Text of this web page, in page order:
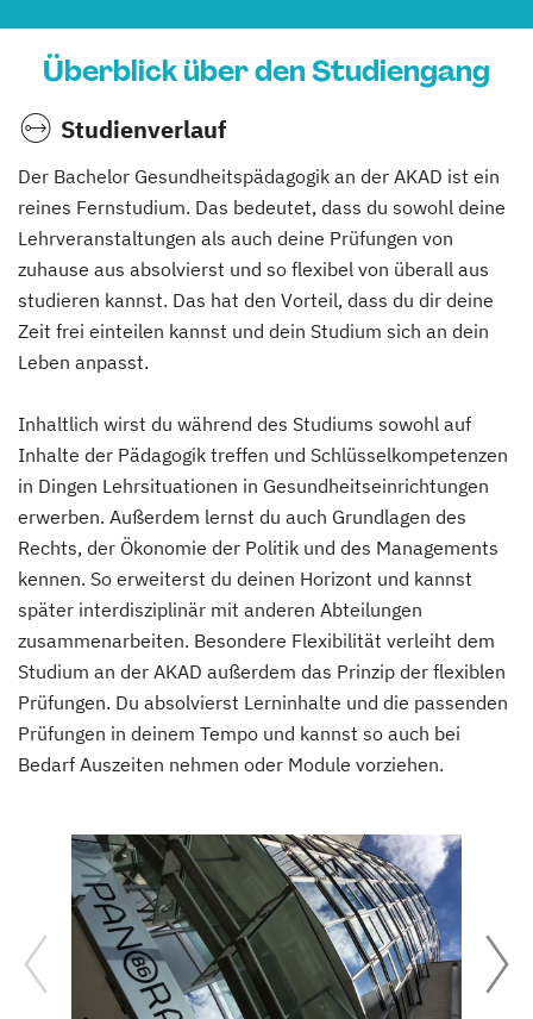
Überblick über den Studiengang
Studienverlauf
Der Bachelor Gesundheitspädagogik an der AKAD ist ein
reines Fernstudium. Das bedeutet, dass du sowohl deine
Lehrveranstaltungen als auch deine Prüfungen von
zuhause aus absolvierst und so flexibel von überall aus
studieren kannst. Das hat den Vorteil, dass du dir deine
Zeit frei einteilen kannst und dein Studium sich an dein
Leben anpasst.
Inhaltlich wirst du während des Studiums sowohl auf
Inhalte der Pädagogik treffen und Schlüsselkompetenzen
in Dingen Lehrsituationen in Gesundheitseinrichtungen
erwerben. Außerdem lernst du auch Grundlagen des
Rechts, der Ökonomie der Politik und des Managements
kennen. So erweiterst du deinen Horizont und kannst
später interdisziplinär mit anderen Abteilungen
zusammenarbeiten. Besondere Flexibilität verleiht dem
Studium an der AKAD außerdem das Prinzip der flexiblen
Prüfungen. Du absolvierst Lerninhalte und die passenden
Prüfungen in deinem Tempo und kannst so auch bei
Bedarf Auszeiten nehmen oder Module vorziehen.